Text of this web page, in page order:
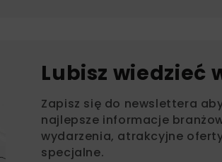
Lubisz wiedzieć
Zapisz się do newslettera
najlepsze informacje
wydarzenia, atrakcyjne
specjalne.